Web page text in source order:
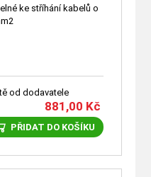
ke stříhání kabelů o
od dodavatele
881,00 Kč
PŘIDAT DO KOŠÍKU